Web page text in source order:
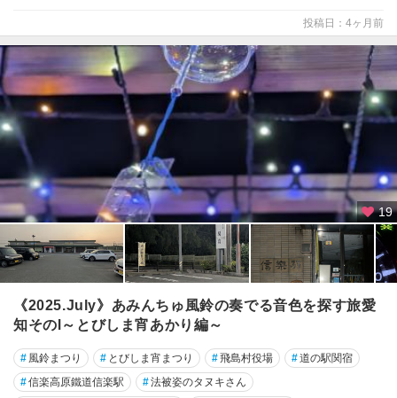
投稿日：4ヶ月前
19
《2025.July》あみんちゅ風鈴の奏でる音色を探す旅愛
知そのⅠ～とびしま宵あかり編～
# 風鈴まつり # とびしま宵まつり #飛島村役場 #道の駅関宿
#信楽高原鐵道信楽駅 #法被姿のタヌキさん